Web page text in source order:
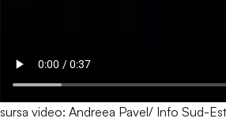
sursa video: Andreea Pavel/ Info Sud-Est